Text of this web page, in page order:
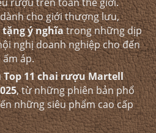
cho giới thượng lưu,
ý nghĩatrong những dịp
nghị doanh nghiệp cho đến
áp.
Top 11 chai rượu Martell
, từ những phiên bản phổ
những siêu phẩm cao cấp